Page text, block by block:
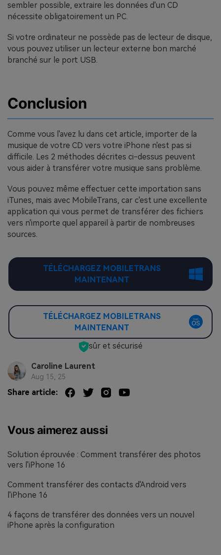
sembler possible, extraire les données d'un CD
nécessite obligatoirement un PC.
Si votre ordinateur ne possède pas de lecteur de disque,
vous pouvez utiliser un lecteur externe bon marché
branché sur le port USB.
Conclusion
Comme vous l'avez lu dans cet article, importer de la
musique de votre CD vers votre iPhone n'est pas si
difficile. Les 2 méthodes décrites ci-dessus peuvent
vous aider à transférer votre musique sans problème.
Vous pouvez même effectuer cette importation sans
iTunes, mais avec MobileTrans, car c'est une excellente
application qui vous permet de transférer des fichiers
vers n'importe quel appareil à partir de nombreuses
sources.
TÉLÉCHARGEZ MOBILETRANS
MAINTENANT
TÉLÉCHARGEZ MOBILETRANS
MAINTENANT
sûr et sécurisé
Caroline Laurent
Aug 15, 25
Share article:
Vous aimerez aussi
Solution éprouvée : Comment transférer des photos
vers l'iPhone 16
Comment transférer des contacts d'Android vers
l'iPhone 16
4 façons de transférer des données vers un nouvel
iPhone après la configuration